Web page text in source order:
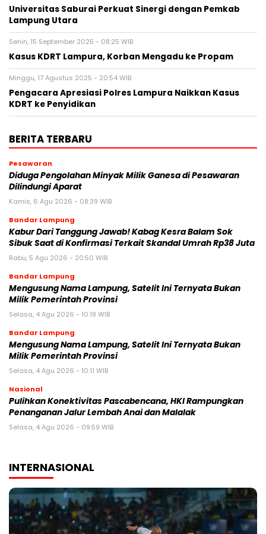
Universitas Saburai Perkuat Sinergi dengan Pemkab
Lampung Utara
Senin, 15 September 2025 - 08:25 WIB
Kasus KDRT Lampura, Korban Mengadu ke Propam
Minggu, 17 Agustus 2025 - 20:54 WIB
Pengacara Apresiasi Polres Lampura Naikkan Kasus
KDRT ke Penyidikan
BERITA TERBARU
Pesawaran
Diduga Pengolahan Minyak Milik Ganesa di Pesawaran
Dilindungi Aparat
Kamis, 6 Agu 2026 - 08:39 WIB
Bandar Lampung
Kabur Dari Tanggung Jawab! Kabag Kesra Balam Sok
Sibuk Saat di Konfirmasi Terkait Skandal Umrah Rp38 Juta
Rabu, 5 Agu 2026 - 20:50 WIB
Bandar Lampung
Mengusung Nama Lampung, Satelit Ini Ternyata Bukan
Milik Pemerintah Provinsi
Selasa, 4 Agu 2026 - 10:18 WIB
Bandar Lampung
Mengusung Nama Lampung, Satelit Ini Ternyata Bukan
Milik Pemerintah Provinsi
Selasa, 4 Agu 2026 - 10:11 WIB
Nasional
Pulihkan Konektivitas Pascabencana, HKI Rampungkan
Penanganan Jalur Lembah Anai dan Malalak
Selasa, 4 Agu 2026 - 09:59 WIB
INTERNASIONAL